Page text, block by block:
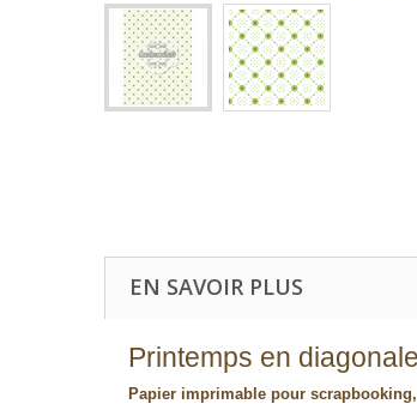
EN SAVOIR PLUS
Printemps en diagonale
Papier imprimable pour